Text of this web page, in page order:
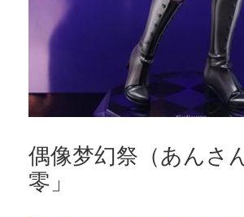
偶像梦幻祭（あんさ
零」